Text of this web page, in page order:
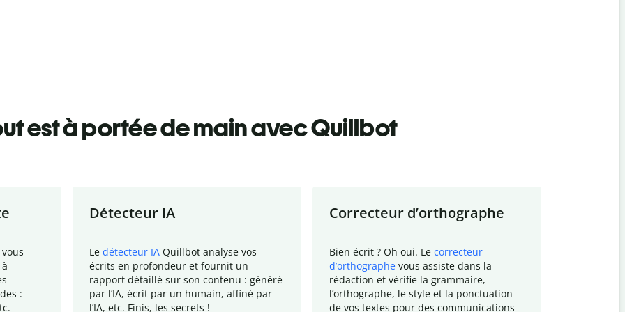
est à portée de main avec Quillbot
:
Détecteur IA
Le détecteur IA Quillbot analyse vos
écrits en profondeur et fournit un
rapport détaillé sur son contenu : généré
par l’IA, écrit par un humain, affiné par
l’IA, etc. Finis, les secrets !
Correcteur d’orthographe
Bien écrit ? Oh oui. Le correcteur
d’orthographe vous assiste dans la
rédaction et vérifie la grammaire,
l’orthographe, le style et la ponctuation
de vos textes pour des communications